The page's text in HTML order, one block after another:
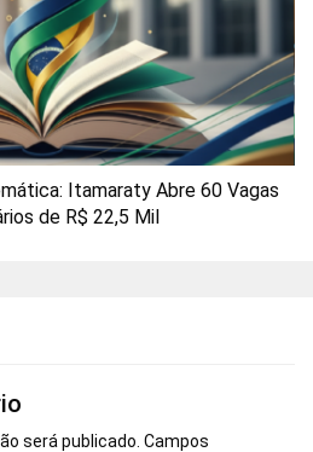
Itamaraty Abre 60 Vagas
de R$ 22,5 Mil
será publicado. Campos